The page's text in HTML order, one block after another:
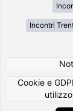
Incontri
Cookie e
utilizzo